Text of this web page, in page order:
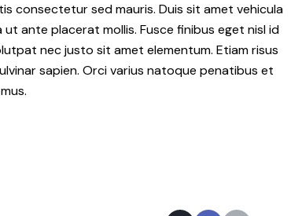
consectetur sed mauris. Duis sit amet vehicula
ante placerat mollis. Fusce finibus eget nisl id
nec justo sit amet elementum. Etiam risus
sapien. Orci varius natoque penatibus et